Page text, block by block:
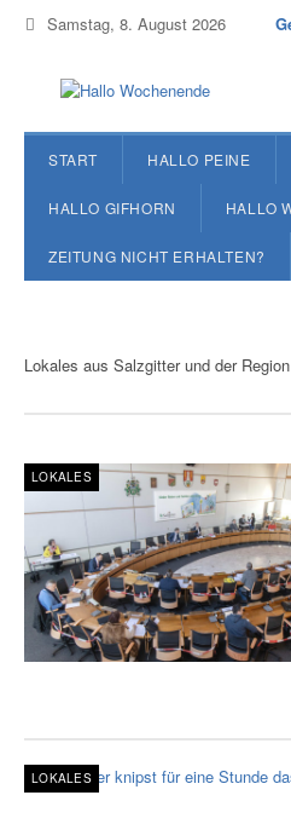
Samstag, 8. August 2026
START HALLO PEINE
HALLO GIFHORN HALLO
ZEITUNG NICHT ERHALTEN?
Lokales aus Salzgitter und der Region
LOKALES
LOKALES